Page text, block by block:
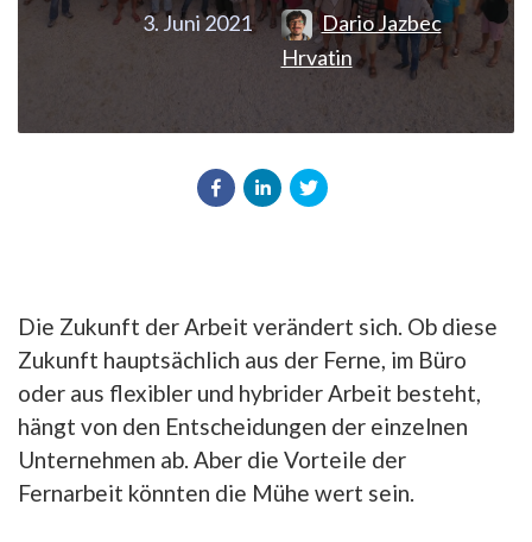
3. Juni 2021
Dario Jazbec
Hrvatin
Die Zukunft der Arbeit verändert sich. Ob diese
Zukunft hauptsächlich aus der Ferne, im Büro
oder aus flexibler und hybrider Arbeit besteht,
hängt von den Entscheidungen der einzelnen
Unternehmen ab. Aber die Vorteile der
Fernarbeit könnten die Mühe wert sein.